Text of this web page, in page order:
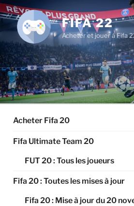
Aller
au
contenu
principal
FIFA 22
Acheter et jouer à Fifa
Acheter Fifa 20
Fifa Ultimate Team 20
FUT 20 : Tous les joueurs
Fifa 20 : Toutes les mises à jour
Fifa 20 : Mise à jour du 20